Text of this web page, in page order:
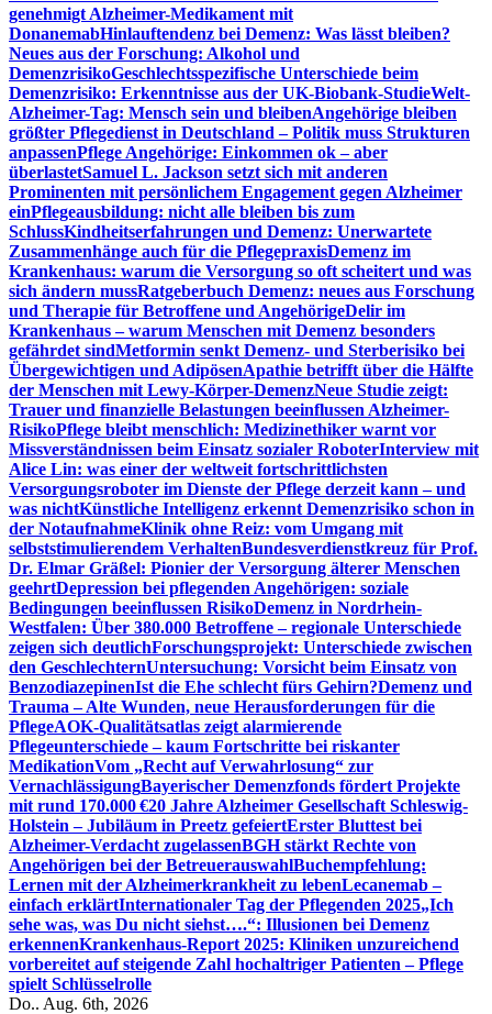
genehmigt Alzheimer-Medikament mit
DonanemabHinlauftendenz bei Demenz: Was lässt bleiben?
Neues aus der Forschung: Alkohol und
DemenzrisikoGeschlechtsspezifische Unterschiede beim
Demenzrisiko: Erkenntnisse aus der UK-Biobank-StudieWelt-
Alzheimer-Tag: Mensch sein und bleibenAngehörige bleiben
größter Pflegedienst in Deutschland – Politik muss Strukturen
anpassenPflege Angehörige: Einkommen ok – aber
überlastetSamuel L. Jackson setzt sich mit anderen
Prominenten mit persönlichem Engagement gegen Alzheimer
einPflegeausbildung: nicht alle bleiben bis zum
SchlussKindheitserfahrungen und Demenz: Unerwartete
Zusammenhänge auch für die PflegepraxisDemenz im
Krankenhaus: warum die Versorgung so oft scheitert und was
sich ändern mussRatgeberbuch Demenz: neues aus Forschung
und Therapie für Betroffene und AngehörigeDelir im
Krankenhaus – warum Menschen mit Demenz besonders
gefährdet sindMetformin senkt Demenz- und Sterberisiko bei
Übergewichtigen und AdipösenApathie betrifft über die Hälfte
der Menschen mit Lewy-Körper-DemenzNeue Studie zeigt:
Trauer und finanzielle Belastungen beeinflussen Alzheimer-
RisikoPflege bleibt menschlich: Medizinethiker warnt vor
Missverständnissen beim Einsatz sozialer RoboterInterview mit
Alice Lin: was einer der weltweit fortschrittlichsten
Versorgungsroboter im Dienste der Pflege derzeit kann – und
was nichtKünstliche Intelligenz erkennt Demenzrisiko schon in
der NotaufnahmeKlinik ohne Reiz: vom Umgang mit
selbststimulierendem VerhaltenBundesverdienstkreuz für Prof.
Dr. Elmar Gräßel: Pionier der Versorgung älterer Menschen
geehrtDepression bei pflegenden Angehörigen: soziale
Bedingungen beeinflussen RisikoDemenz in Nordrhein-
Westfalen: Über 380.000 Betroffene – regionale Unterschiede
zeigen sich deutlichForschungsprojekt: Unterschiede zwischen
den GeschlechternUntersuchung: Vorsicht beim Einsatz von
BenzodiazepinenIst die Ehe schlecht fürs Gehirn?Demenz und
Trauma – Alte Wunden, neue Herausforderungen für die
PflegeAOK-Qualitätsatlas zeigt alarmierende
Pflegeunterschiede – kaum Fortschritte bei riskanter
MedikationVom „Recht auf Verwahrlosung“ zur
VernachlässigungBayerischer Demenzfonds fördert Projekte
mit rund 170.000 €20 Jahre Alzheimer Gesellschaft Schleswig-
Holstein – Jubiläum in Preetz gefeiertErster Bluttest bei
Alzheimer-Verdacht zugelassenBGH stärkt Rechte von
Angehörigen bei der BetreuerauswahlBuchempfehlung:
Lernen mit der Alzheimerkrankheit zu lebenLecanemab –
einfach erklärtInternationaler Tag der Pflegenden 2025„Ich
sehe was, was Du nicht siehst….“: Illusionen bei Demenz
erkennenKrankenhaus-Report 2025: Kliniken unzureichend
vorbereitet auf steigende Zahl hochaltriger Patienten – Pflege
spielt Schlüsselrolle
Do.. Aug. 6th, 2026